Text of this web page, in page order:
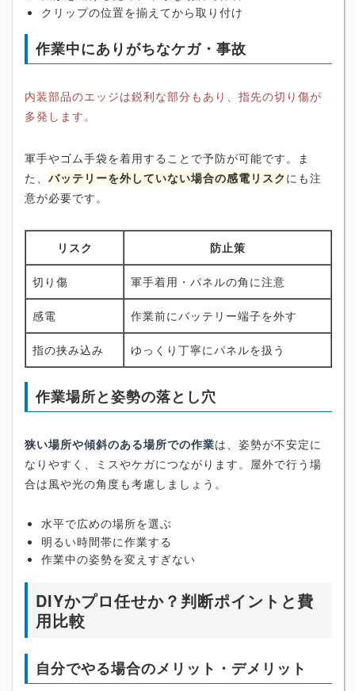
クリップの位置を揃えてから取り付け
作業中にありがちなケガ・事故
内装部品のエッジは鋭利な部分もあり、指先の切り傷が
多発します。
軍手やゴム手袋を着用することで予防が可能です。ま
た、 バッテリーを外していない場合の感電リスク にも注
意が必要です。
リスク 防止策
切り傷 軍手着用・パネルの角に注意
感電 作業前にバッテリー端子を外す
指の挟み込み ゆっくり丁寧にパネルを扱う
作業場所と姿勢の落とし穴
狭い場所や傾斜のある場所での作業は、姿勢が不安定に
なりやすく、ミスやケガにつながります。屋外で行う場
合は風や光の角度も考慮しましょう。
水平で広めの場所を選ぶ
明るい時間帯に作業する
作業中の姿勢を変えすぎない
DIYかプロ任せか？判断ポイントと費
用比較
自分でやる場合のメリット・デメリット